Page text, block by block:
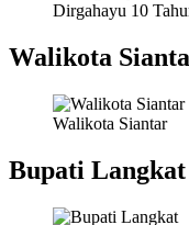
Dirgahayu 10
Walikota
Walikota Siantar
Bupati Langkat